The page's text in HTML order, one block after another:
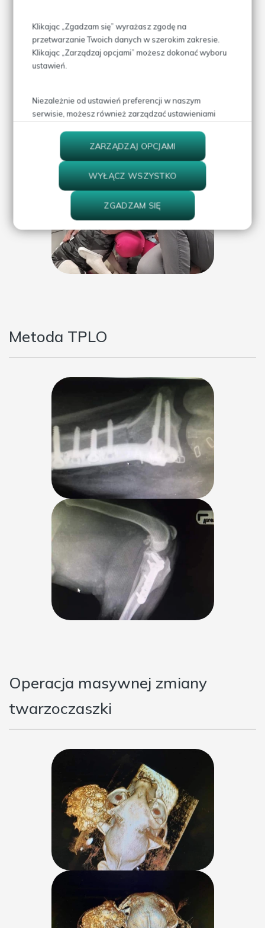
Klikając „Zgadzam się” wyrażasz zgodę na
przetwarzanie Twoich danych w szerokim zakresie.
Klikając „Zarządzaj opcjami” możesz dokonać wyboru
ustawień.
Niezależnie od ustawień preferencji w naszym
serwisie, możesz również zarządzać ustawieniami
przetwarzaniu danych znajdziesz w
ZARZĄDZAJ OPCJAMI
WYŁĄCZ WSZYSTKO
ZGADZAM SIĘ
Metoda TPLO
Operacja masywnej zmiany
twarzoczaszki